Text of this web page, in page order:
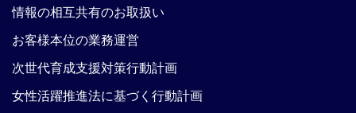
情報の相互共有のお取扱い
お客様本位の業務運営
次世代育成支援対策行動計画
女性活躍推進法に基づく行動計画